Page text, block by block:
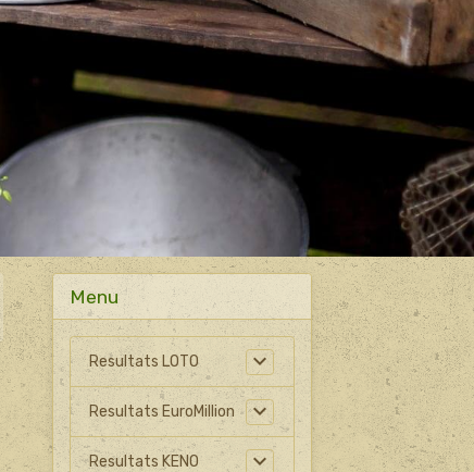
Menu
Resultats LOTO
Resultats EuroMillion
Resultats KENO